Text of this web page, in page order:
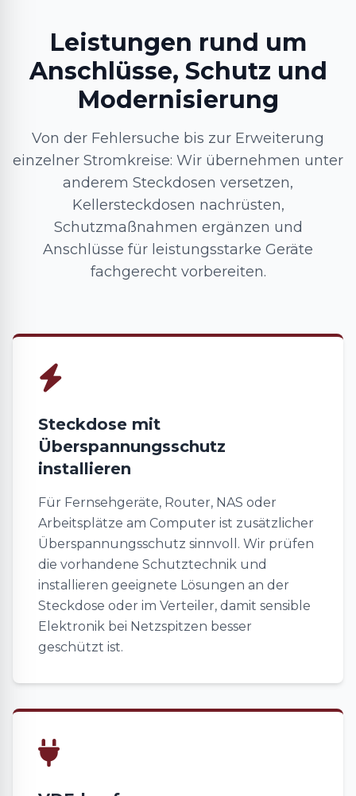
Leistungen rund um
Anschlüsse, Schutz und
Modernisierung
Von der Fehlersuche bis zur Erweiterung
einzelner Stromkreise: Wir übernehmen unter
anderem Steckdosen versetzen,
Kellersteckdosen nachrüsten,
Schutzmaßnahmen ergänzen und
Anschlüsse für leistungsstarke Geräte
fachgerecht vorbereiten.
Steckdose mit
Überspannungsschutz
installieren
Für Fernsehgeräte, Router, NAS oder
Arbeitsplätze am Computer ist zusätzlicher
Überspannungsschutz sinnvoll. Wir prüfen
die vorhandene Schutztechnik und
installieren geeignete Lösungen an der
Steckdose oder im Verteiler, damit sensible
Elektronik bei Netzspitzen besser
geschützt ist.